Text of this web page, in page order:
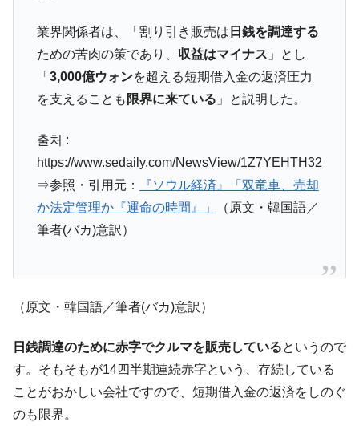
営業利益80.2％も減少
『Money1』
米国下院「韓国の公務員個人をターゲット
にぶん殴る法案」提出！⇒ クーパン問題は合衆国企業に対
する差別。許してはおかぬ
他人事のような発言。
『Money1』
韓国半導体『SKハイニックス』2026年2Qの
業績「史上最高益」当期純利益は前年同期比13.4倍に。
『Money1』
韓国･加徳島新国際空港「またも暗礁」の危
機 ⇒ 10.7兆では損が出るからできない。
日(水)もサイドカー・サーキットブレイカーの二段コンボ
『Money1』
IT産業は人を雇用する効果は低い。全産業の
『Money1』
韓国「株式市場が賭博場のように変質した
のは政界の責任だ」
『Money1』
韓国「2026年1Q 資金循環統計」面白い結果
に。
業界関係者は、「割り引き販売は 日銭を調達する
ための苦肉の策であり、 収益はマイナス 」とし
「 3,000億ウォンを超える短期借入金の返済圧力
を支えることも 限界に来ている 」と説明した。
출처 :
https://www.sedaily.com/NewsView/1Z7YEHTH32
⇒参照・引用元：
『ソウル経済』「双竜車、売却
か法定管理か『運命の時間』」
（原文・韓国語／
筆者(バカ)意訳）
（原文・韓国語／筆者(バカ)意訳）
日銭調達のために赤字でクルマを販売しているというので
す。そもそもが14四半期連続赤字という、存続している
ことがおかしい会社ですので、短期借入金の返済をしのぐ
のも限界。